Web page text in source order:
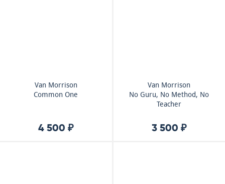
Van Morrison
Common One
4 500 ₽
Van Morrison
No Guru, No Method, No
Teacher
3 500 ₽